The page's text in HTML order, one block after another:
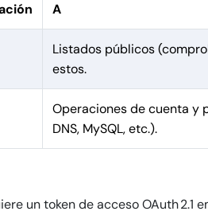
A
Listados públicos
estos.
Operaciones de cuenta y
DNS, MySQL, etc.).
un token de acceso OAuth 2.1